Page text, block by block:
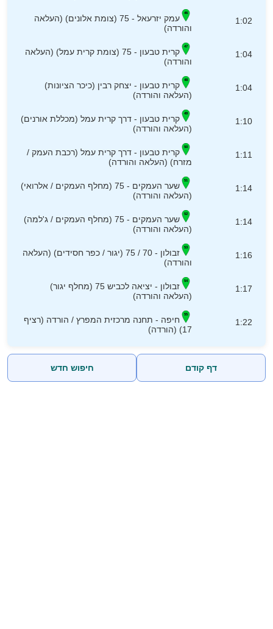
1:02
עמק יזרעאל - 75 (צומת אלונים) (העלאה
והורדה)
1:04
קרית טבעון - 75 (צומת קרית עמל) (העלאה
והורדה)
1:04
קרית טבעון - יצחק רבין (כיכר הציונות)
(העלאה והורדה)
1:10
קרית טבעון - דרך קרית עמל (מכללת אורנים)
(העלאה והורדה)
1:11
קרית טבעון - דרך קרית עמל (רכבת העמק /
מזרח) (העלאה והורדה)
1:14
שער העמקים - 75 (מחלף העמקים / אלרואי)
(העלאה והורדה)
1:14
שער העמקים - 75 (מחלף העמקים / ג'למה)
(העלאה והורדה)
1:16
זבולון - 70 / 75 (יגור / כפר חסידים) (העלאה
והורדה)
1:17
זבולון - יציאה לכביש 75 (מחלף יגור)
(העלאה והורדה)
1:22
חיפה - תחנה מרכזית המפרץ / הורדה (רציף
17) (הורדה)
דף קודם חיפוש חדש